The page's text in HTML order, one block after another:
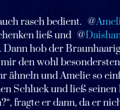
rasch bedient.
ließ und
hob der
den wohl
ähneln und Amelie so
Schluck und ließ
fragte er dann, da er